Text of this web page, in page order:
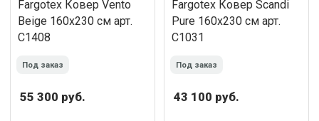
Под заказ
55 300 руб.
Под заказ
43 100 руб.